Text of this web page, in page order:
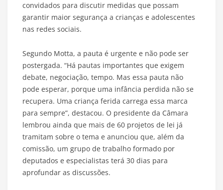
convidados para discutir medidas que possam
garantir maior segurança a crianças e adolescentes
nas redes sociais.
Segundo Motta, a pauta é urgente e não pode ser
postergada. “Há pautas importantes que exigem
debate, negociação, tempo. Mas essa pauta não
pode esperar, porque uma infância perdida não se
recupera. Uma criança ferida carrega essa marca
para sempre”, destacou. O presidente da Câmara
lembrou ainda que mais de 60 projetos de lei já
tramitam sobre o tema e anunciou que, além da
comissão, um grupo de trabalho formado por
deputados e especialistas terá 30 dias para
aprofundar as discussões.